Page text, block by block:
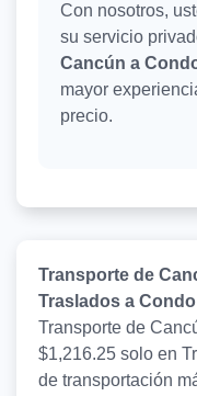
Con nosotros,
su servicio
Cancún a
mayor
precio.
Transporte de
Traslados a
Transporte de
$1,216.25 solo en
de transportación